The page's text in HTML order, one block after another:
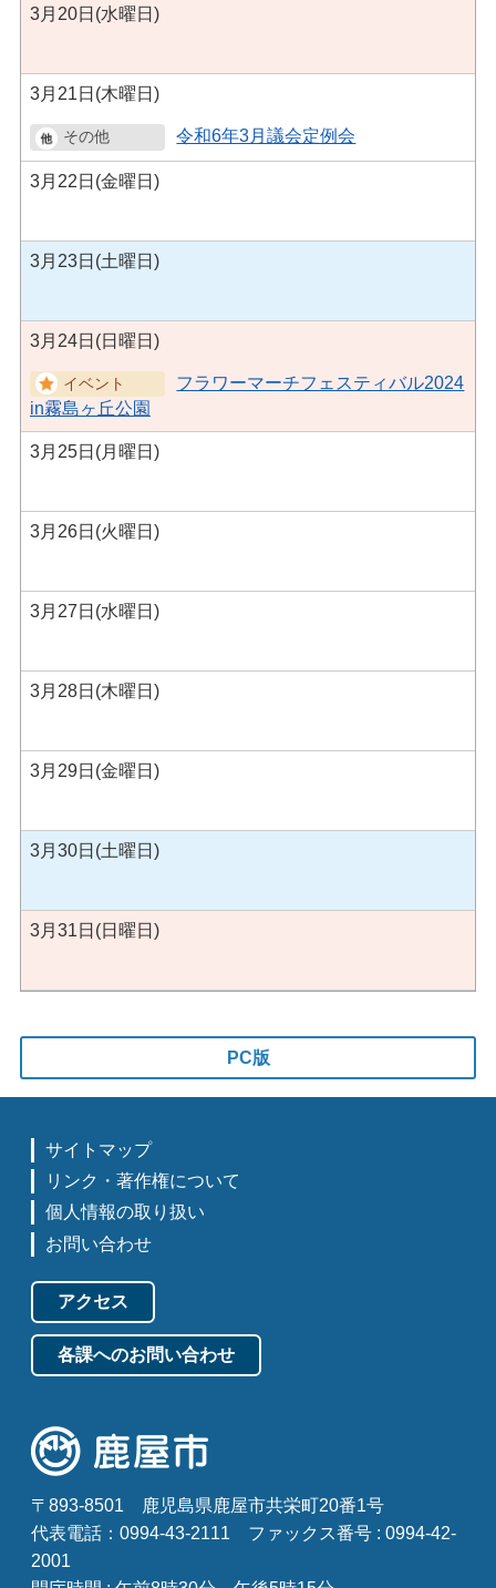
3月20日(水曜日)
3月21日(木曜日)
令和6年3月議会定例会
3月22日(金曜日)
3月23日(土曜日)
3月24日(日曜日)
フラワーマーチフェスティバル2024
in霧島ヶ丘公園
3月25日(月曜日)
3月26日(火曜日)
3月27日(水曜日)
3月28日(木曜日)
3月29日(金曜日)
3月30日(土曜日)
3月31日(日曜日)
PC版
サイトマップ
リンク・著作権について
個人情報の取り扱い
お問い合わせ
アクセス
各課へのお問い合わせ
〒893-8501
鹿児島県鹿屋市共栄町20番1号
代表電話：0994-43-2111
ファックス番号 : 0994-42-
2001